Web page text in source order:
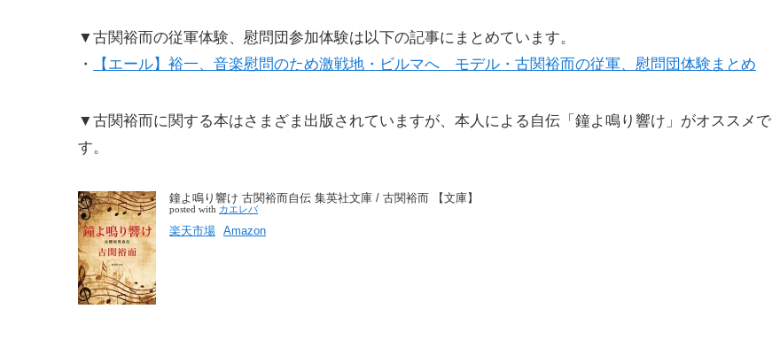
▼古関裕而の従軍体験、慰問団参加体験は以下の記事にまとめています。
・
【エール】裕一、音楽慰問のため激戦地・ビルマへ モデル・古関裕而の従軍、慰問団体験まとめ
▼古関裕而に関する本はさまざま出版されていますが、本人による自伝「鐘よ鳴り響け」がオススメで
す。
鐘よ鳴り響け 古関裕而自伝 集英社文庫 / 古関裕而 【文庫】
posted with カエレバ
楽天市場 Amazon